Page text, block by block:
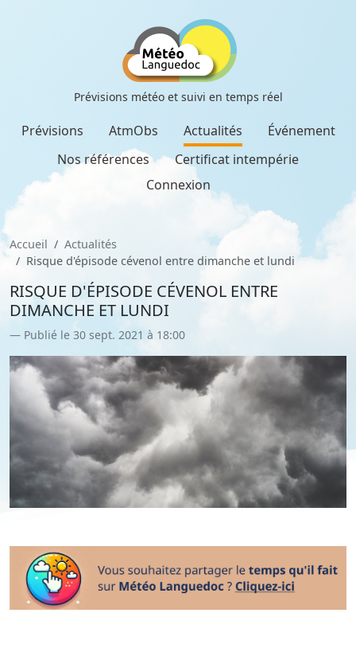
Prévisions météo et suivi en temps réel
Prévisions AtmObs Actualités
Événement
Nos références
Certificat intempérie
Connexion
Accueil
Actualités
Risque d'épisode cévenol entre dimanche et lundi
RISQUE D'ÉPISODE CÉVENOL ENTRE
DIMANCHE ET LUNDI
Publié le 30 sept. 2021 à 18:00